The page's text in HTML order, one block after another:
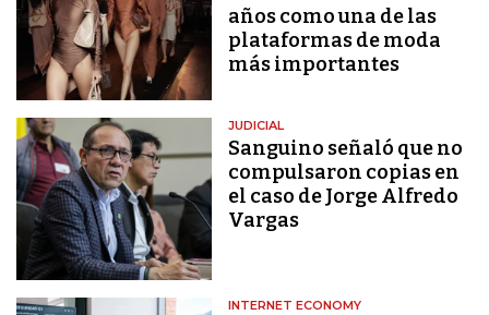
años como una de las
plataformas de moda
más importantes
JUDICIAL
Sanguino señaló que no
compulsaron copias en
el caso de Jorge Alfredo
Vargas
INTERNET ECONOMY